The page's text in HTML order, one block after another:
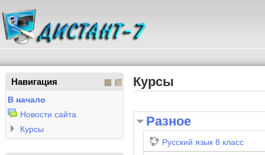
Курсы
Разное
Русский язык 8 класс
Навигация
В начало
Новости сайта
Курсы